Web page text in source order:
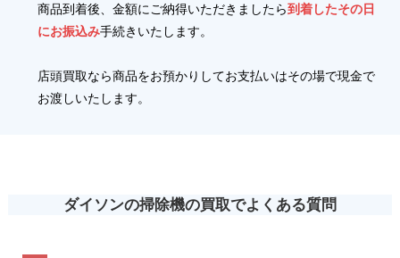
商品到着後、金額にご納得いただきましたら到着したその日
にお振込み手続きいたします。
店頭買取なら商品をお預かりしてお支払いはその場で現金で
お渡しいたします。
ダイソンの掃除機の買取でよくある質問